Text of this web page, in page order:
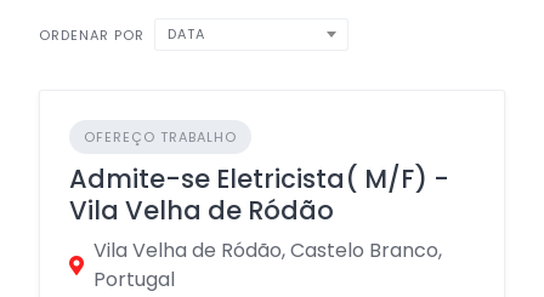
ORDENAR POR DATA
OFEREÇO TRABALHO
Admite-se Eletricista( M/F) -
Vila Velha de Ródão
Vila Velha de Ródão, Castelo Branco,
Portugal